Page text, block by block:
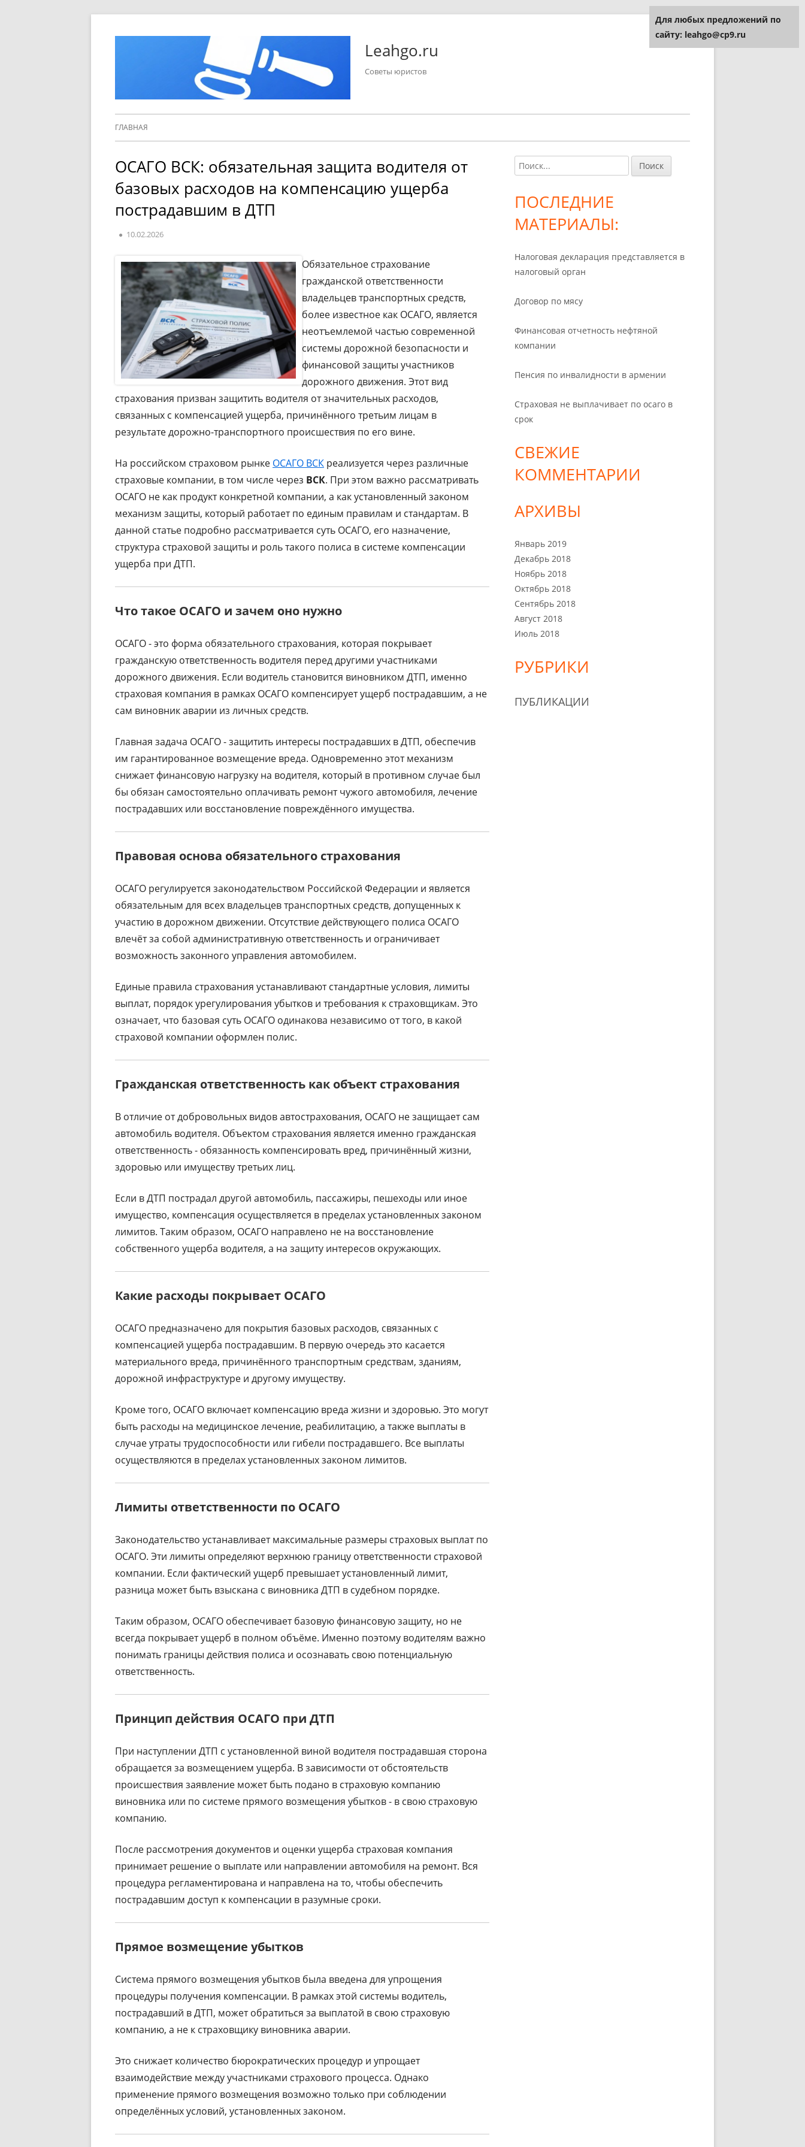
Leahgo.ru
Советы юристов
Основное
ГЛАВНАЯ
ОСАГО ВСК: обязательная защита водителя от
базовых расходов на компенсацию ущерба
пострадавшим в ДТП
Опубликовано
10.02.2026
Обязательное страхование
гражданской ответственности
владельцев транспортных средств,
более известное как ОСАГО, является
неотъемлемой частью современной
системы дорожной безопасности и
финансовой защиты участников
дорожного движения. Этот вид
страхования призван защитить водителя от значительных расходов,
связанных с компенсацией ущерба, причинённого третьим лицам в
результате дорожно-транспортного происшествия по его вине.
На российском страховом рынке ОСАГО ВСК реализуется через различные
страховые компании, в том числе через ВСК. При этом важно рассматривать
ОСАГО не как продукт конкретной компании, а как установленный законом
механизм защиты, который работает по единым правилам и стандартам. В
данной статье подробно рассматривается суть ОСАГО, его назначение,
структура страховой защиты и роль такого полиса в системе компенсации
ущерба при ДТП.
Что такое ОСАГО и зачем оно нужно
ОСАГО - это форма обязательного страхования, которая покрывает
гражданскую ответственность водителя перед другими участниками
дорожного движения. Если водитель становится виновником ДТП, именно
страховая компания в рамках ОСАГО компенсирует ущерб пострадавшим, а не
сам виновник аварии из личных средств.
Главная задача ОСАГО - защитить интересы пострадавших в ДТП, обеспечив
им гарантированное возмещение вреда. Одновременно этот механизм
снижает финансовую нагрузку на водителя, который в противном случае был
бы обязан самостоятельно оплачивать ремонт чужого автомобиля, лечение
пострадавших или восстановление повреждённого имущества.
Правовая основа обязательного страхования
ОСАГО регулируется законодательством Российской Федерации и является
обязательным для всех владельцев транспортных средств, допущенных к
участию в дорожном движении. Отсутствие действующего полиса ОСАГО
влечёт за собой административную ответственность и ограничивает
возможность законного управления автомобилем.
Единые правила страхования устанавливают стандартные условия, лимиты
выплат, порядок урегулирования убытков и требования к страховщикам. Это
означает, что базовая суть ОСАГО одинакова независимо от того, в какой
страховой компании оформлен полис.
Гражданская ответственность как объект страхования
В отличие от добровольных видов автострахования, ОСАГО не защищает сам
автомобиль водителя. Объектом страхования является именно гражданская
ответственность - обязанность компенсировать вред, причинённый жизни,
здоровью или имуществу третьих лиц.
Если в ДТП пострадал другой автомобиль, пассажиры, пешеходы или иное
имущество, компенсация осуществляется в пределах установленных законом
лимитов. Таким образом, ОСАГО направлено не на восстановление
собственного ущерба водителя, а на защиту интересов окружающих.
Какие расходы покрывает ОСАГО
ОСАГО предназначено для покрытия базовых расходов, связанных с
компенсацией ущерба пострадавшим. В первую очередь это касается
материального вреда, причинённого транспортным средствам, зданиям,
дорожной инфраструктуре и другому имуществу.
Кроме того, ОСАГО включает компенсацию вреда жизни и здоровью. Это могут
быть расходы на медицинское лечение, реабилитацию, а также выплаты в
случае утраты трудоспособности или гибели пострадавшего. Все выплаты
осуществляются в пределах установленных законом лимитов.
Лимиты ответственности по ОСАГО
Законодательство устанавливает максимальные размеры страховых выплат по
ОСАГО. Эти лимиты определяют верхнюю границу ответственности страховой
компании. Если фактический ущерб превышает установленный лимит,
разница может быть взыскана с виновника ДТП в судебном порядке.
Таким образом, ОСАГО обеспечивает базовую финансовую защиту, но не
всегда покрывает ущерб в полном объёме. Именно поэтому водителям важно
понимать границы действия полиса и осознавать свою потенциальную
ответственность.
Принцип действия ОСАГО при ДТП
При наступлении ДТП с установленной виной водителя пострадавшая сторона
обращается за возмещением ущерба. В зависимости от обстоятельств
происшествия заявление может быть подано в страховую компанию
виновника или по системе прямого возмещения убытков - в свою страховую
компанию.
После рассмотрения документов и оценки ущерба страховая компания
принимает решение о выплате или направлении автомобиля на ремонт. Вся
процедура регламентирована и направлена на то, чтобы обеспечить
пострадавшим доступ к компенсации в разумные сроки.
Прямое возмещение убытков
Система прямого возмещения убытков была введена для упрощения
процедуры получения компенсации. В рамках этой системы водитель,
пострадавший в ДТП, может обратиться за выплатой в свою страховую
компанию, а не к страховщику виновника аварии.
Это снижает количество бюрократических процедур и упрощает
взаимодействие между участниками страхового процесса. Однако
применение прямого возмещения возможно только при соблюдении
определённых условий, установленных законом.
Главная
боковая
колонка
Найти:
ПОСЛЕДНИЕ
МАТЕРИАЛЫ:
Налоговая декларация представляется в
налоговый орган
Договор по мясу
Финансовая отчетность нефтяной
компании
Пенсия по инвалидности в армении
Страховая не выплачивает по осаго в
срок
СВЕЖИЕ
КОММЕНТАРИИ
АРХИВЫ
Январь 2019
Декабрь 2018
Ноябрь 2018
Октябрь 2018
Сентябрь 2018
Август 2018
Июль 2018
РУБРИКИ
ПУБЛИКАЦИИ
Для любых предложений по
сайту: leahgo@cp9.ru